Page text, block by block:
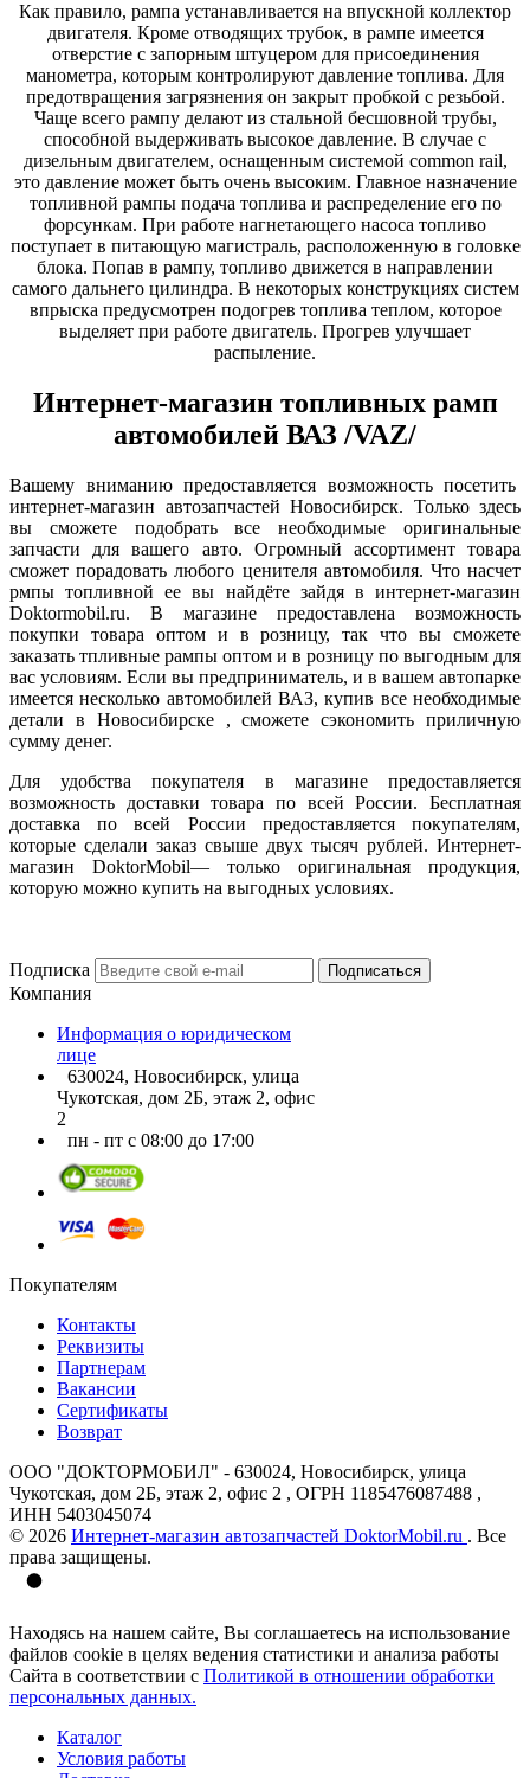
Как правило, рампа устанавливается на впускной коллектор
двигателя. Кроме отводящих трубок, в рампе имеется
отверстие с запорным штуцером для присоединения
манометра, которым контролируют давление топлива. Для
предотвращения загрязнения он закрыт пробкой с резьбой.
Чаще всего рампу делают из стальной бесшовной трубы,
способной выдерживать высокое давление. В случае с
дизельным двигателем, оснащенным системой common rail,
это давление может быть очень высоким. Главное назначение
топливной рампы подача топлива и распределение его по
форсункам. При работе нагнетающего насоса топливо
поступает в питающую магистраль, расположенную в головке
блока. Попав в рампу, топливо движется в направлении
самого дальнего цилиндра. В некоторых конструкциях систем
впрыска предусмотрен подогрев топлива теплом, которое
выделяет при работе двигатель. Прогрев улучшает
распыление.
Интернет-магазин топливных рамп
автомобилей ВАЗ /VAZ/
Вашему вниманию предоставляется возможность посетить
интернет-магазин автозапчастей Новосибирск. Только здесь
вы сможете подобрать все необходимые оригинальные
запчасти для вашего авто. Огромный ассортимент товара
сможет порадовать любого ценителя автомобиля. Что насчет
рмпы топливной ее вы найдёте зайдя в интернет-магазин
Doktormobil.ru. В магазине предоставлена возможность
покупки товара оптом и в розницу, так что вы сможете
заказать тпливные рампы оптом и в розницу по выгодным для
вас условиям. Если вы предприниматель, и в вашем автопарке
имеется несколько автомобилей ВАЗ, купив все необходимые
детали в Новосибирске , сможете сэкономить приличную
сумму денег.
Для удобства покупателя в магазине предоставляется
возможность доставки товара по всей России. Бесплатная
доставка по всей России предоставляется покупателям,
которые сделали заказ свыше двух тысяч рублей. Интернет-
магазин DoktorMobil— только оригинальная продукция,
которую можно купить на выгодных условиях.
Подписка Подписаться
Компания
Информация о юридическом
лице
630024, Новосибирск, улица
Чукотская, дом 2Б, этаж 2, офис
2
пн - пт с 08:00 до 17:00
Покупателям
Контакты
Реквизиты
Партнерам
Вакансии
Сертификаты
Возврат
ООО "ДОКТОРМОБИЛ" - 630024, Новосибирск, улица
Чукотская, дом 2Б, этаж 2, офис 2 , ОГРН 1185476087488 ,
ИНН 5403045074
© 2026 Интернет-магазин автозапчастей DoktorMobil.ru . Все
права защищены.
Находясь на нашем сайте, Вы соглашаетесь на использование
файлов cookie в целях ведения статистики и анализа работы
Сайта в соответствии с Политикой в отношении обработки
персональных данных.
Каталог
Условия работы